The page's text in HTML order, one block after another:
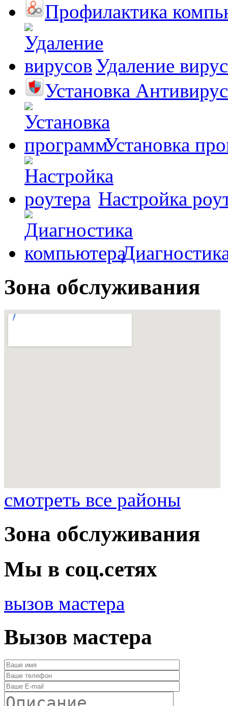
Профилактика
Удаление
Установка
Установка
Настройка
Зона обслуживания
смотреть все районы
Зона обслуживания
Мы в соц.сетях
вызов мастера
Вызов мастера